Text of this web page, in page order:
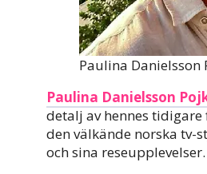
Paulina Danielsson
Paulina Danielsson
detalj av hennes tidigare
den välkände norska tv-
och sina reseupplevelser.